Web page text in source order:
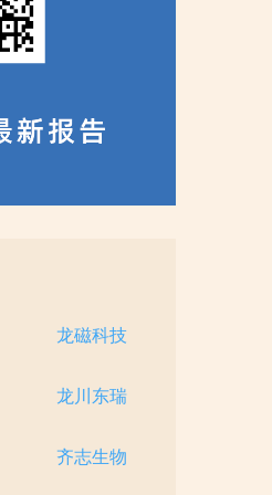
龙磁科技
龙川东瑞
齐志生物